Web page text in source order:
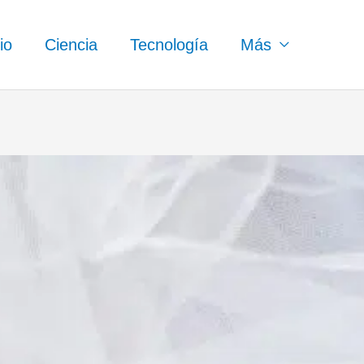
Ciencia Tecnología Más